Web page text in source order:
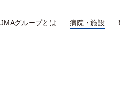
JMAグループとは 病院・施設